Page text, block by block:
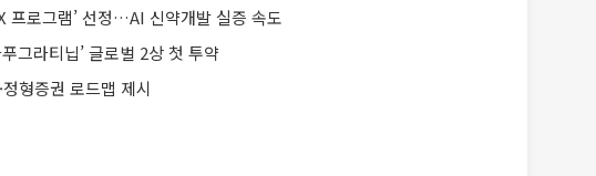
프로그램’ 선정…AI 신약개발 실증 속도
그라티닙’ 글로벌 2상 첫 투약
형증권 로드맵 제시